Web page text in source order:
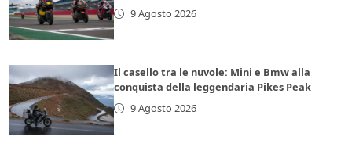
9 Agosto 2026
Il casello tra le nuvole: Mini e Bmw alla
conquista della leggendaria Pikes Peak
9 Agosto 2026